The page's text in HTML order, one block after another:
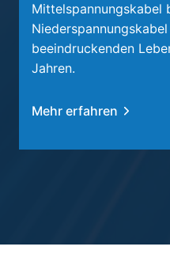
Mittelspannungskabel
beeindruckenden
Jahren.
Mehr erfahren